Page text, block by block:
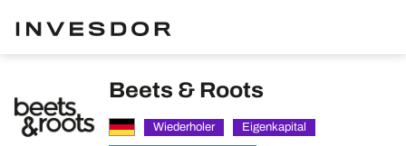
Beets & Roots
Wiederholer Eigenkapital